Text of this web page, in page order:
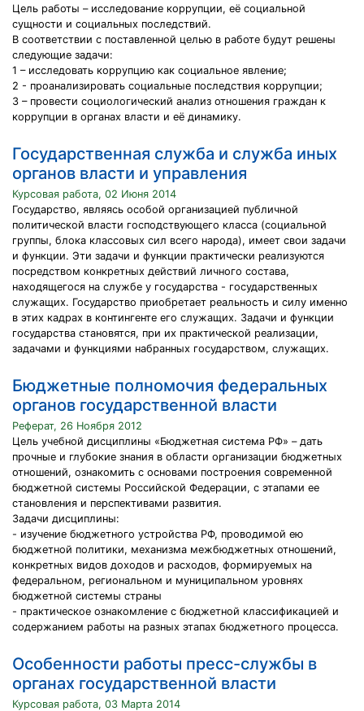
Цель работы – исследование коррупции, её социальной
сущности и социальных последствий.
В соответствии с поставленной целью в работе будут решены
следующие задачи:
1 – исследовать коррупцию как социальное явление;
2 - проанализировать социальные последствия коррупции;
3 – провести социологический анализ отношения граждан к
коррупции в органах власти и её динамику.
Государственная служба и служба иных
органов власти и управления
Курсовая работа, 02 Июня 2014
Государство, являясь особой организацией публичной
политической власти господствующего класса (социальной
группы, блока классовых сил всего народа), имеет свои задачи
и функции. Эти задачи и функции практически реализуются
посредством конкретных действий личного состава,
находящегося на службе у государства - государственных
служащих. Государство приобретает реальность и силу именно
в этих кадрах в контингенте его служащих. Задачи и функции
государства становятся, при их практической реализации,
задачами и функциями набранных государством, служащих.
Бюджетные полномочия федеральных
органов государственной власти
Реферат, 26 Ноября 2012
Цель учебной дисциплины «Бюджетная система РФ» – дать
прочные и глубокие знания в области организации бюджетных
отношений, ознакомить с основами построения современной
бюджетной системы Российской Федерации, с этапами ее
становления и перспективами развития.
Задачи дисциплины:
- изучение бюджетного устройства РФ, проводимой ею
бюджетной политики, механизма межбюджетных отношений,
конкретных видов доходов и расходов, формируемых на
федеральном, региональном и муниципальном уровнях
бюджетной системы страны
- практическое ознакомление с бюджетной классификацией и
содержанием работы на разных этапах бюджетного процесса.
Особенности работы пресс-службы в
органах государственной власти
Курсовая работа, 03 Марта 2014